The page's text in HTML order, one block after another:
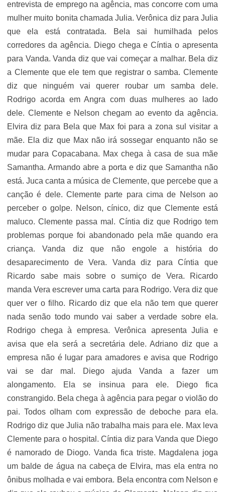
entrevista de emprego na agência, mas concorre com uma
mulher muito bonita chamada Julia. Verônica diz para Julia
que ela está contratada. Bela sai humilhada pelos
corredores da agência. Diego chega e Cíntia o apresenta
para Vanda. Vanda diz que vai começar a malhar. Bela diz
a Clemente que ele tem que registrar o samba. Clemente
diz que ninguém vai querer roubar um samba dele.
Rodrigo acorda em Angra com duas mulheres ao lado
dele. Clemente e Nelson chegam ao evento da agência.
Elvira diz para Bela que Max foi para a zona sul visitar a
mãe. Ela diz que Max não irá sossegar enquanto não se
mudar para Copacabana. Max chega à casa de sua mãe
Samantha. Armando abre a porta e diz que Samantha não
está. Juca canta a música de Clemente, que percebe que a
canção é dele. Clemente parte para cima de Nelson ao
perceber o golpe. Nelson, cínico, diz que Clemente está
maluco. Clemente passa mal. Cíntia diz que Rodrigo tem
problemas porque foi abandonado pela mãe quando era
criança. Vanda diz que não engole a história do
desaparecimento de Vera. Vanda diz para Cíntia que
Ricardo sabe mais sobre o sumiço de Vera. Ricardo
manda Vera escrever uma carta para Rodrigo. Vera diz que
quer ver o filho. Ricardo diz que ela não tem que querer
nada senão todo mundo vai saber a verdade sobre ela.
Rodrigo chega à empresa. Verônica apresenta Julia e
avisa que ela será a secretária dele. Adriano diz que a
empresa não é lugar para amadores e avisa que Rodrigo
vai se dar mal. Diego ajuda Vanda a fazer um
alongamento. Ela se insinua para ele. Diego fica
constrangido. Bela chega à agência para pegar o violão do
pai. Todos olham com expressão de deboche para ela.
Rodrigo diz que Julia não trabalha mais para ele. Max leva
Clemente para o hospital. Cíntia diz para Vanda que Diego
é namorado de Diogo. Vanda fica triste. Magdalena joga
um balde de água na cabeça de Elvira, mas ela entra no
ônibus molhada e vai embora. Bela encontra com Nelson e